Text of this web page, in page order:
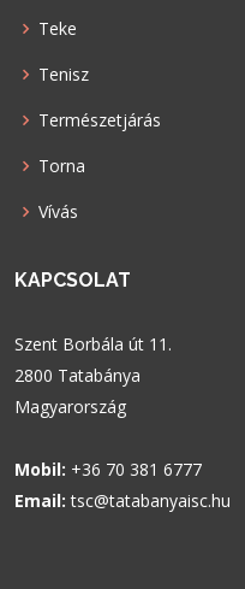
Teke
Tenisz
Természetjárás
Torna
Vívás
KAPCSOLAT
Szent Borbála út 11.
2800 Tatabánya
Magyarország
Mobil: +36 70 381 6777
Email: tsc@tatabanyaisc.hu